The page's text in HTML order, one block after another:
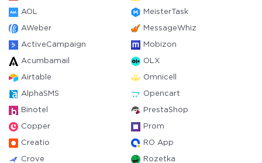
AOL MeisterTask
AWeber MessageWhiz
ActiveCampaign Mobizon
Acumbamail OLX
Airtable Omnicell
AlphaSMS Opencart
Binotel PrestaShop
Copper Prom
Creatio RO App
Crove Rozetka